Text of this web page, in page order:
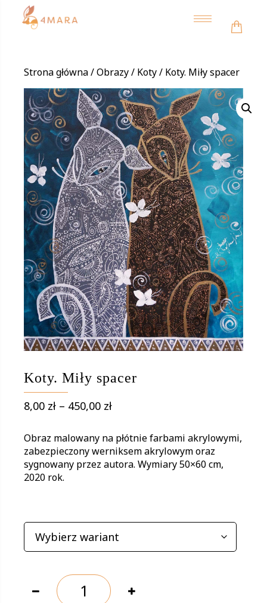
Toggle
navigation
Strona główna/Obrazy/ Koty/ Koty. Miły spacer
Koty. Miły spacer
8,00 zł – 450,00 złZakres
od
8,00 zł
do
Obraz malowany na płótnie farbami akrylowymi,
zabezpieczony werniksem akrylowym oraz
sygnowany przez autora. Wymiary 50×60 cm,
2020 rok.
Koty.